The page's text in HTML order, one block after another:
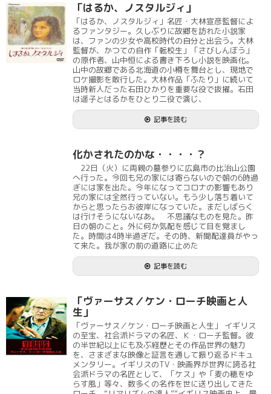
「はるか、ノスタルジィ」
「はるか、ノスタルジィ」名匠・大林宣彦監督によ
るファンタジー。久しぶりに故郷を訪れた小説家
は、ファンの少女や高校時代の自分と出会う。大林
監督が、かつての自作「転校生」「さびしんぼう」
の原作者、山中恒による書き下ろし小説を映画化。
山中の故郷である北海道の小樽を舞台とし、現地で
ロケ撮影を敢行した。大林作品「ふたり」に続いて
当時新人だった石田ひかりを重要な役で抜擢。石田
は遥子とはるかをひとり二役で演じ、
記事を読む
化かされたのかな・・・・？
22日（火）に両親の墓参りに広島市の比治山公園
へ行った。今回も兄の家には寄らないので朝の6時過
ぎには家を出た。今年になってコロナの影響もあり
兄の家には全然行っていない。もう少し落ち着いて
からと思ったらお彼岸になっていた。まだしばらく
は行けそうにないなあ。 不思議なものを見た。昨
日の朝のこと。外に何か気配を感じて目を覚まし
た。時間は4時半過ぎだ。その時、新聞配達員がやっ
て来た。我が家の前の道路に止めた
記事を読む
「ヴァーサス／ケン・ローチ映画と人
生」
「ヴァーサス／ケン・ローチ映画と人生」 イギリス
の至宝、社会派ドラマの名匠、Ｋ・ローチ監督。彼
の半世紀以上にも及ぶ経歴とその作品世界の魅力
を、さまざまな映像と証言を通して振り返るドキュ
メンタリー。イギリスのTV・映画界が世界に誇る社
会派ドラマの名匠として、「ケス」や「麦の穂をゆ
らす風」等々、数多くの名作を世に送り出してきた